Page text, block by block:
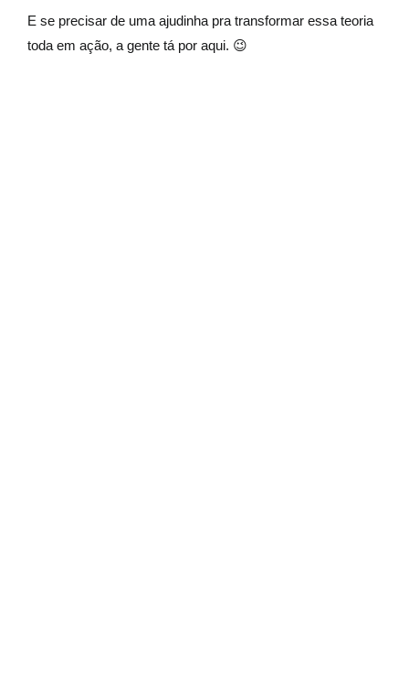
E se precisar de uma ajudinha pra transformar essa teoria
toda em ação, a gente tá por aqui. 😉